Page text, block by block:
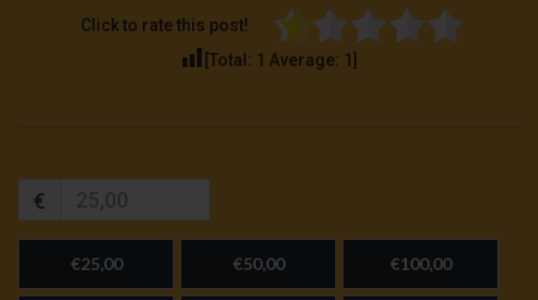
Click to rate this post!
[Total: 1 Average: 1
€
€25,00 €50,00 €100,00